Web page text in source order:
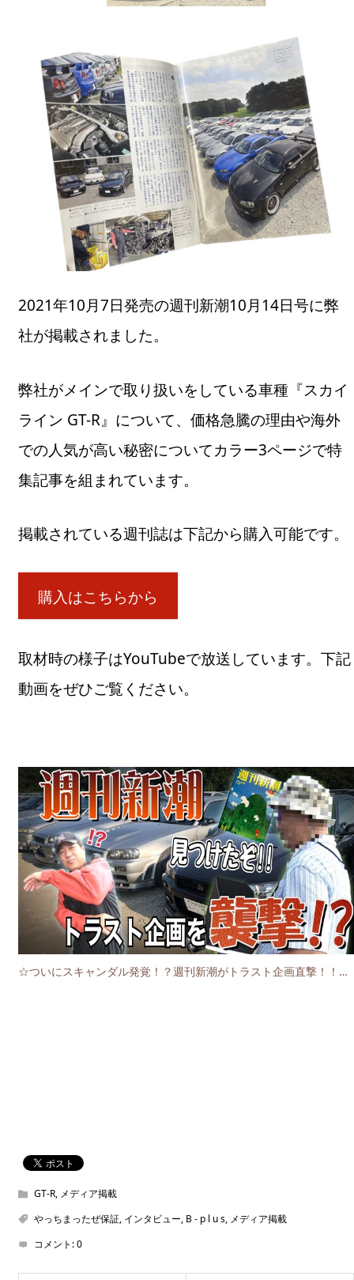
2021年10月7日発売の週刊新潮10月14日号に弊
社が掲載されました。
弊社がメインで取り扱いをしている車種『スカイ
ライン GT-R』について、価格急騰の理由や海外
での人気が高い秘密についてカラー3ページで特
集記事を組まれています。
掲載されている週刊誌は下記から購入可能です。
購入はこちらから
取材時の様子はYouTubeで放送しています。下記
動画をぜひご覧ください。
☆ついにスキャンダル発覚！？週刊新潮がトラスト企画直撃！！！！
GT-R, メディア掲載
やっちまったぜ保証, インタビュー, B - p l u s, メディア掲載
コメント:0